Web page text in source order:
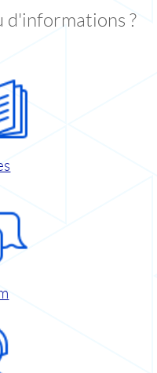
d'informations ?